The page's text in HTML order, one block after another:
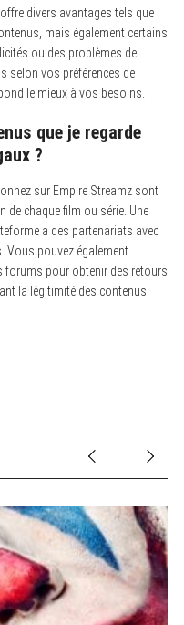
divers avantages tels que
mais également certains
ou des problèmes de
selon vos préférences de
le mieux à vos besoins.
que je regarde
?
sur Empire Streamz sont
de chaque film ou série. Une
a des partenariats avec
Vous pouvez également
forums pour obtenir des retours
la légitimité des contenus